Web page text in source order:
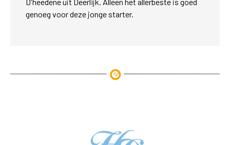
genoeg voor deze jonge starter.